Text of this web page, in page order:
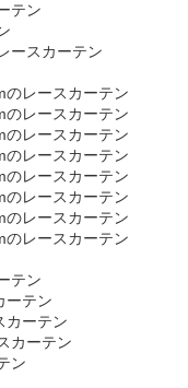
テン
ースカーテン
レースカーテン
レースカーテン
レースカーテン
レースカーテン
レースカーテン
レースカーテン
レースカーテン
レースカーテン
テン
ーテン
カーテン
カーテン
ン